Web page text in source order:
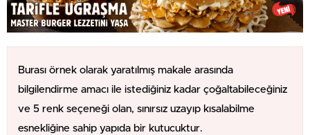
Burası örnek olarak yaratılmış makale arasında
bilgilendirme amacı ile istediğiniz kadar çoğaltabileceğiniz
ve 5 renk seçeneği olan, sınırsız uzayıp kısalabilme
esnekliğine sahip yapıda bir kutucuktur.